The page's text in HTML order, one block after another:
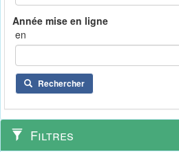
en
Rechercher
Filtres